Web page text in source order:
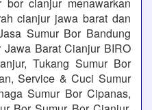
cianjur jawa barat dan
Sumur Bor Bandung
Barat Cianjur BIRO
Tukang Sumur Bor
Service & Cuci Sumur
Sumur Bor Cipanas,